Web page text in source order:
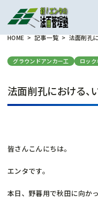
HOME 記事一覧 法面削孔
グラウンドアンカー工 ロッ
法面削孔における、
皆さんこんにちは。
エンタです。
本日、野暮用で秋田に向か